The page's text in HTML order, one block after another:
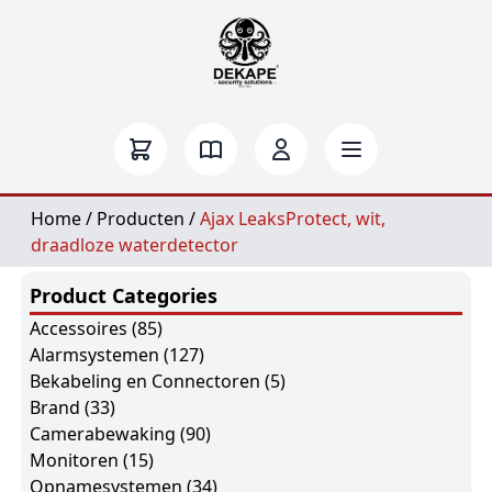
Home/ Producten /Ajax LeaksProtect, wit,
draadloze waterdetector
Product Categories
Accessoires (85)
Alarmsystemen (127)
Bekabeling en Connectoren (5)
Brand (33)
Camerabewaking (90)
Monitoren (15)
Opnamesystemen (34)